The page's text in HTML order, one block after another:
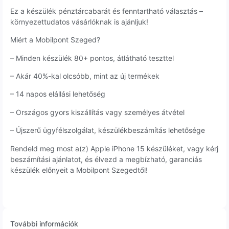
Ez a készülék pénztárcabarát és fenntartható választás –
környezettudatos vásárlóknak is ajánljuk!
Miért a Mobilpont Szeged?
– Minden készülék 80+ pontos, átlátható teszttel
– Akár 40%-kal olcsóbb, mint az új termékek
– 14 napos elállási lehetőség
– Országos gyors kiszállítás vagy személyes átvétel
– Újszerű ügyfélszolgálat, készülékbeszámítás lehetősége
Rendeld meg most a(z) Apple iPhone 15 készüléket, vagy kérj
beszámítási ajánlatot, és élvezd a megbízható, garanciás
készülék előnyeit a Mobilpont Szegedtől!
További információk